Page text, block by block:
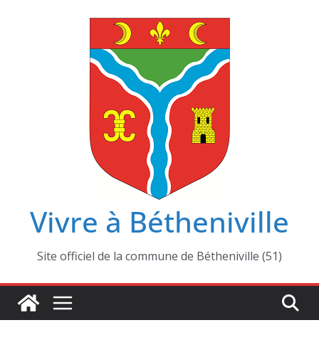
Vivre à Bétheniville
Site officiel de la commune de Bétheniville (51)